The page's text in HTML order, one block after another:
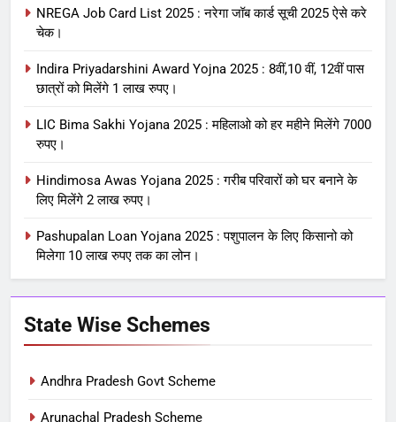
NREGA Job Card List 2025 : नरेगा जॉब कार्ड सूची 2025 ऐसे करे
चेक।
Indira Priyadarshini Award Yojna 2025 : 8वीं,10 वीं, 12वीं पास
छात्रों को मिलेंगे 1 लाख रुपए।
LIC Bima Sakhi Yojana 2025 : महिलाओ को हर महीने मिलेंगे 7000
रुपए।
Hindimosa Awas Yojana 2025 : गरीब परिवारों को घर बनाने के
लिए मिलेंगे 2 लाख रुपए।
Pashupalan Loan Yojana 2025 : पशुपालन के लिए किसानो को
मिलेगा 10 लाख रुपए तक का लोन।
State Wise Schemes
Andhra Pradesh Govt Scheme
Arunachal Pradesh Scheme